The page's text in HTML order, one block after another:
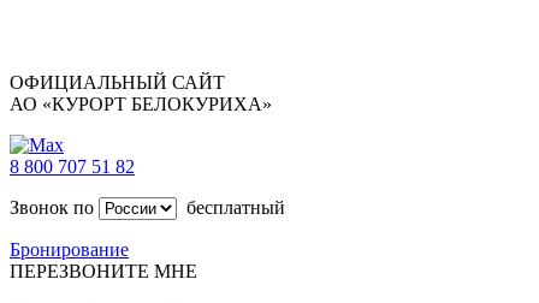
ОФИЦИАЛЬНЫЙ САЙТ
АО «КУРОРТ БЕЛОКУРИХА»
8 800 707 51 82
Звонок по
бесплатный
Бронирование
ПЕРЕЗВОНИТЕ МНЕ